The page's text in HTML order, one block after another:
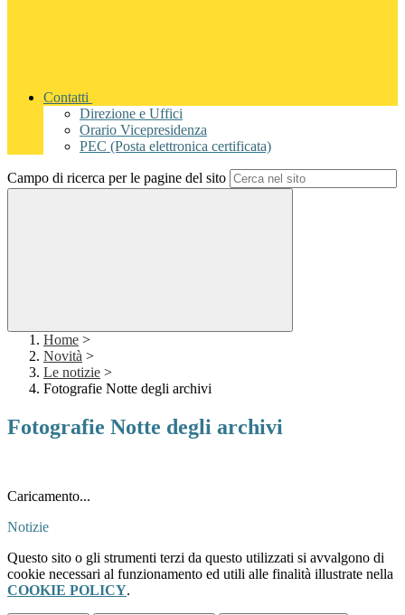
Contatti
Direzione e Uffici
Orario Vicepresidenza
PEC (Posta elettronica certificata)
Campo di ricerca per le pagine del sito
Home >
Novità >
Le notizie >
Fotografie Notte degli archivi
Fotografie Notte degli archivi
Caricamento...
Notizie
Questo sito o gli strumenti terzi da questo utilizzati si avvalgono di
cookie necessari al funzionamento ed utili alle finalità illustrate nella
COOKIE POLICY.